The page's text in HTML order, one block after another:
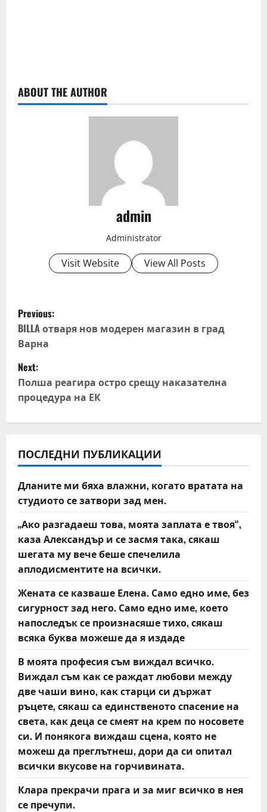
ABOUT THE AUTHOR
admin
Administrator
Visit Website View All Posts
P
o
s
t
n
v
i
g
a
t
i
o
n
Previous:
BILLA отваря нов модерен магазин в град
Варна
Next:
Полша реагира остро срещу наказателна
процедура на ЕК
ПОСЛЕДНИ ПУБЛИКАЦИИ
Дланите ми бяха влажни, когато вратата на
студиото се затвори зад мен.
„Ако разгадаеш това, моята заплата е твоя“,
каза Александър и се засмя така, сякаш
шегата му вече беше спечелила
аплодисментите на всички.
Жената се казваше Елена. Само едно име, без
сигурност зад него. Само едно име, което
напоследък се произнасяше тихо, сякаш
всяка буква можеше да я издаде
В моята професия съм виждал всичко.
Виждал съм как се раждат любови между
две чаши вино, как старци си държат
ръцете, сякаш са единственото спасение на
света, как деца се смеят на крем по носовете
си. И понякога виждаш сцена, която не
можеш да преглътнеш, дори да си опитал
всички вкусове на горчивината.
Клара прекрачи прага и за миг всичко в нея
се пречупи.